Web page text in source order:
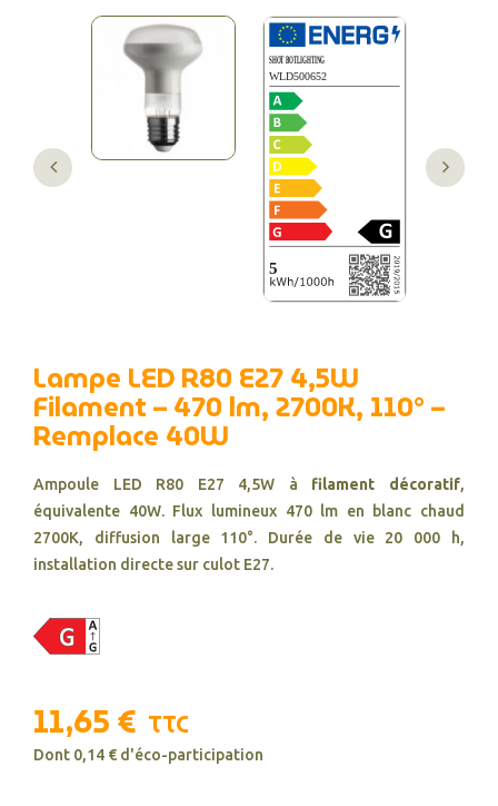
Lampe LED R80 E27 4,5W
Filament – 470 lm, 2700K, 110° –
Remplace 40W
Ampoule LED R80 E27 4,5W à filament décoratif,
équivalente 40W. Flux lumineux 470 lm en blanc chaud
2700K, diffusion large 110°. Durée de vie 20 000 h,
installation directe sur culot E27.
11,65 € TTC
Dont 0,14 € d'éco-participation